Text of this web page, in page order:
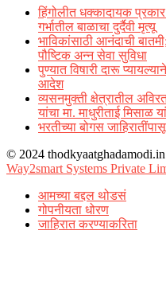
हिंगोलीत धक्कादायक
गर्भातील बाळाचा दुर्दैवी मृत्यू
भाविकांसाठी आनंदाची
पौष्टिक अन्न सेवा सुविधा
पुण्यात विषारी दारू
आदेश
व्यसनमुक्ती क्षेत्रातील
यांचा मा. माधुरीताई मिसाळ
भरतीच्या बोगस
© 2024
Way2smart Systems Private
आमच्या बद्दल थोडसं
गोपनीयता धोरण
जाहिरात करण्याकरिता